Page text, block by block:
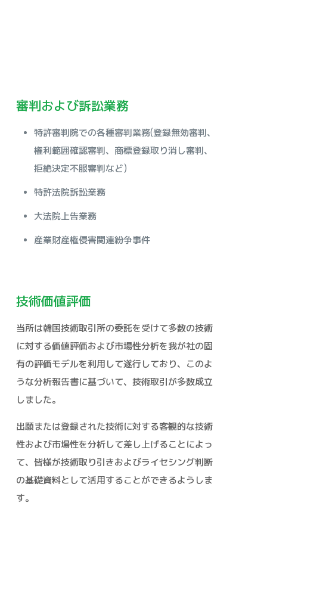
審判および訴訟業務
特許審判院での各種審判業務(登録無効審判、
権利範囲確認審判、商標登録取り消し審判、
拒絶決定不服審判など)
特許法院訴訟業務
大法院上告業務
産業財産権侵害関連紛争事件
技術価値評価
当所は韓国技術取引所の委託を受けて多数の技術
に対する価値評価および市場性分析を我が社の固
有の評価モデルを利用して遂行しており、このよ
うな分析報告書に基づいて、技術取引が多数成立
しました。
出願または登録された技術に対する客観的な技術
性および市場性を分析して差し上げることによっ
て、皆様が技術取り引きおよびライセシング判断
の基礎資料として活用することができるようしま
す。